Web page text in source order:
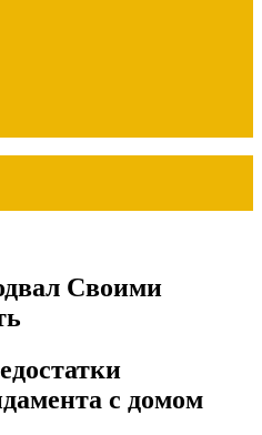
Своими
с домом